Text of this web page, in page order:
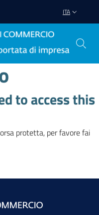
ITA
to access this
protetta, per favore fai